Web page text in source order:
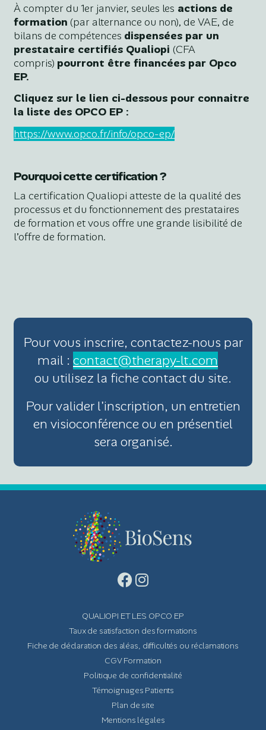
À compter du 1er janvier, seules les actions de
formation (par alternance ou non), de VAE, de
bilans de compétences dispensées par un
prestataire certifiés Qualiopi(CFA
compris) pourront être financées par Opco
EP.
Cliquez sur le lien ci-dessous pour connaitre
la liste des OPCO EP :
https://www.opco.fr/info/opco-ep/
Pourquoi cette certification ?
La certification Qualiopi atteste de la qualité des
processus et du fonctionnement des prestataires
de formation et vous offre une grande lisibilité de
l’offre de formation.
Pour vous inscrire, contactez-nous par
mail : contact@therapy-lt.com
ou utilisez la fiche contact du site.
Pour valider l'inscription, un entretien
en visioconférence ou en présentiel
sera organisé.
QUALIOPI ET LES OPCO EP
Taux de satisfaction des formations
Fiche de déclaration des aléas, difficultés ou réclamations
CGV Formation
Politique de confidentialité
Témoignages Patients
Plan de site
Mentions légales